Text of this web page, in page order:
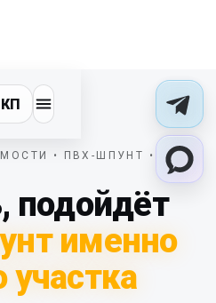
КП
• ПВХ-ШПУНТ •
подойдёт
именно
участка